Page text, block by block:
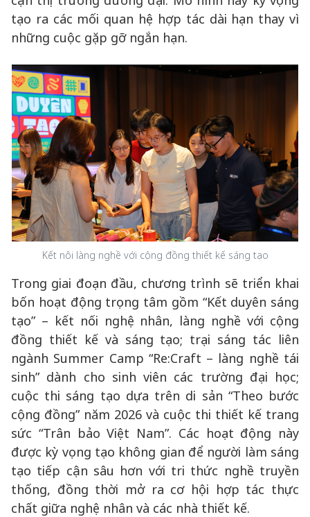
tạo ra các mối quan hệ hợp tác dài hạn thay vì
những cuộc gặp gỡ ngắn hạn.
Kết nôi làng nghề với cộng đồng thiết kế sáng tạo
Trong giai đoạn đầu, chương trình sẽ triển khai
bốn hoạt động trọng tâm gồm “Kết duyên sáng
tạo” – kết nối nghệ nhân, làng nghề với cộng
đồng thiết kế và sáng tạo; trại sáng tác liên
ngành Summer Camp “Re:Craft – làng nghề tái
sinh” dành cho sinh viên các trường đại học;
cuộc thi sáng tạo dựa trên di sản “Theo bước
cộng đồng” năm 2026 và cuộc thi thiết kế trang
sức “Trân bảo Việt Nam”. Các hoạt động này
được kỳ vọng tạo không gian để người làm sáng
tạo tiếp cận sâu hơn với tri thức nghề truyền
thống, đồng thời mở ra cơ hội hợp tác thực
chất giữa nghệ nhân và các nhà thiết kế.